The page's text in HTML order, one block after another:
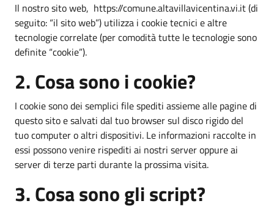
Il nostro sito web, https://comune.altavillavicentina.vi.it (di
seguito: “il sito web”) utilizza i cookie tecnici e altre
tecnologie correlate (per comodità tutte le tecnologie sono
definite “cookie”).
2. Cosa sono i cookie?
I cookie sono dei semplici file spediti assieme alle pagine di
questo sito e salvati dal tuo browser sul disco rigido del
tuo computer o altri dispositivi. Le informazioni raccolte in
essi possono venire rispediti ai nostri server oppure ai
server di terze parti durante la prossima visita.
3. Cosa sono gli script?